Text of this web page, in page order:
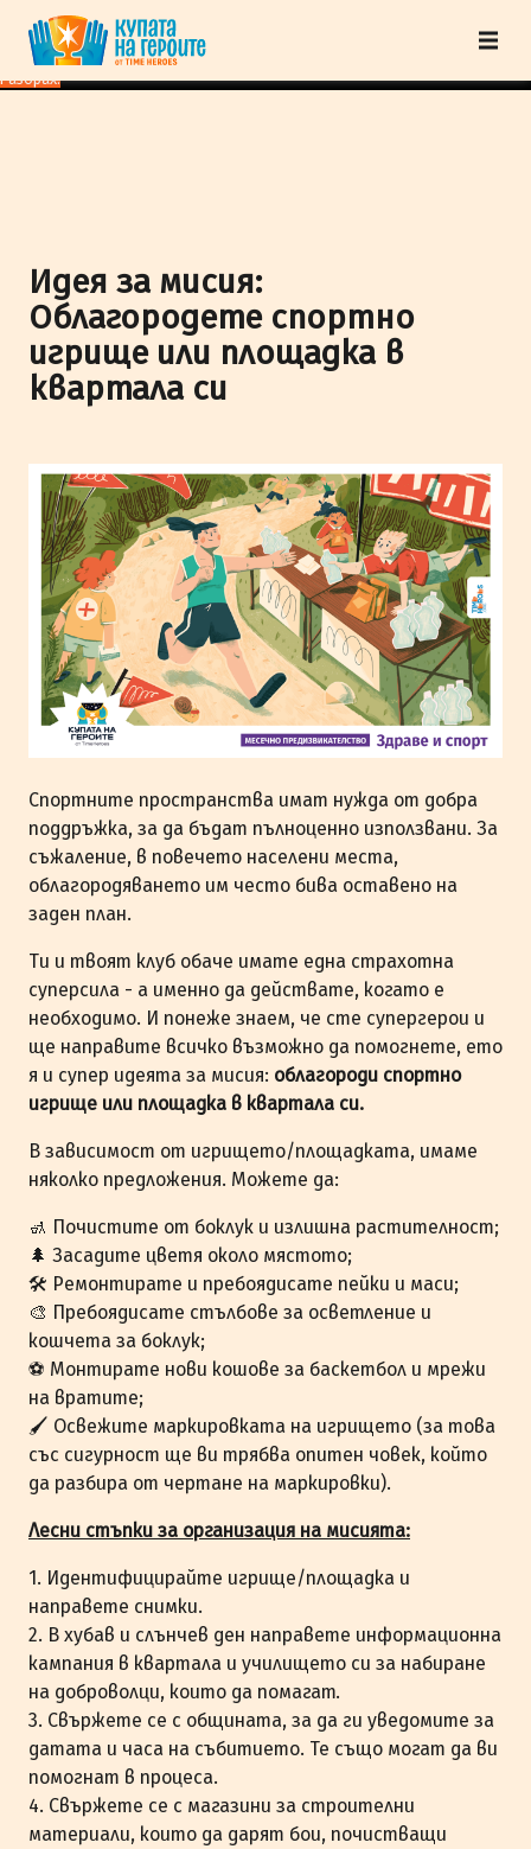
"Купата на героите" от TimeHeroes ползва cookies, за да осигурим по-
добро представяне на сайта и да подобрим Вашето преживяване.Научи
повече
Разбрах!
Идея за мисия:
Облагородете спортно
игрище или площадка в
квартала си
Спортните пространства имат нужда от добра
поддръжка, за да бъдат пълноценно използвани. За
съжаление, в повечето населени места,
облагородяването им често бива оставено на
заден план.
Tи и твоят клуб обаче имате една страхотна
суперсила - а именно да действате, когато е
необходимо. И понеже знаем, че сте супергерои и
ще направите всичко възможно да помогнете, ето
я и супер идеята за мисия: облагороди спортно
игрище или площадка в квартала си.
В зависимост от игрището/площадката, имаме
няколко предложения. Можете да:
🚮 Почистите от боклук и излишна растителност;
🌲 Засадите цветя около мястото;
🛠️ Ремонтирате и пребоядисате пейки и маси;
🎨 Пребоядисате стълбове за осветление и
кошчета за боклук;
⚽ Монтирате нови кошове за баскетбол и мрежи
на вратите;
🖌️ Освежите маркировката на игрището (за това
със сигурност ще ви трябва опитен човек, който
да разбира от чертане на маркировки).
Лесни стъпки за организация на мисията:
1. Идентифицирайте игрище/площадка и
направете снимки.
2. В хубав и слънчев ден направете информационна
кампания в квартала и училището си за набиране
на доброволци, които да помагат.
3. Свържете се с общината, за да ги уведомите за
датата и часа на събитието. Те също могат да ви
помогнат в процеса.
4. Свържете се с магазини за строителни
материали, които да дарят бои, почистващи